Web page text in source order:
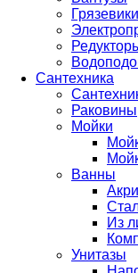
Грязевики
Сантехника
Раковины
Мойки
Ванны
Из
Унитазы